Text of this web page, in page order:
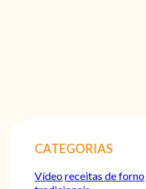
CATEGORIAS
Vídeoreceitas de forno